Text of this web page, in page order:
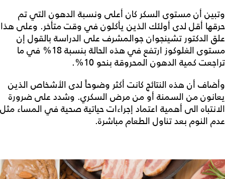
وتبين أن مستوى السكر كان أعلى ونسبة الدهون التي تم
حرقها أقل لدى أولئك الذين يأكلون في وقت متأخر. وعلى هذا
علق الدكتور تشينجوان جوالمشرف على الدراسة بالقول إن
مستوى الغلوكوز ارتفع في هذه الحالة بنسبة 18% في ما
تراجعت كمية الدهون المحروقة بنحو 10%.
وأضاف أن هذه النتائج كانت أكثر وضوحاً لدى الأشخاص الذين
يعانون من السمنة أو من مرض السكري. وشدد على ضرورة
الانتباه الى أهمية اعتماد إجراءات حياتية صحية في المساء مثل
عدم النوم بعد تناول الطعام مباشرة.